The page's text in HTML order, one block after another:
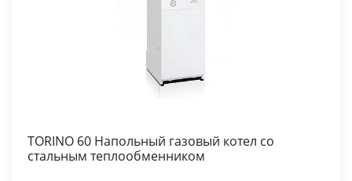
TORINO 60 Напольный газовый котел со
стальным теплообменником